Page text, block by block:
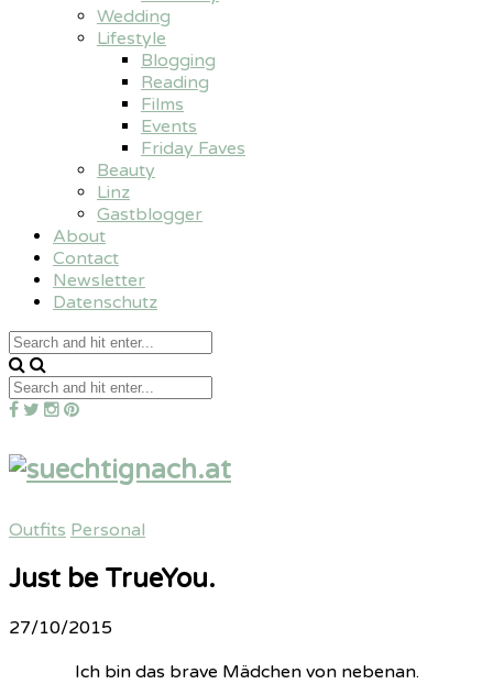
Wedding
Lifestyle
Blogging
Reading
Films
Events
Friday Faves
Beauty
Linz
Gastblogger
About
Contact
Newsletter
Datenschutz
Outfits Personal
Just be TrueYou.
27/10/2015
Ich bin das brave Mädchen von nebenan.